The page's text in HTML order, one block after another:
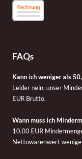
FAQs
Kann ich weniger als
Leider nein, unser
EUR Brutto.
Wann muss ich
10,00 EUR
Nettowarenwert